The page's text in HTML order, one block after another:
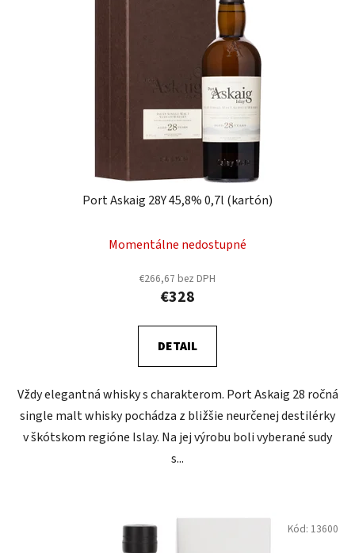
Port Askaig 28Y 45,8% 0,7l (kartón)
Momentálne nedostupné
€266,67 bez DPH
€328
DETAIL
Vždy elegantná whisky s charakterom. Port Askaig 28 ročná
single malt whisky pochádza z bližšie neurčenej destilérky
v škótskom regióne Islay. Na jej výrobu boli vyberané sudy
s...
Kód: 13600